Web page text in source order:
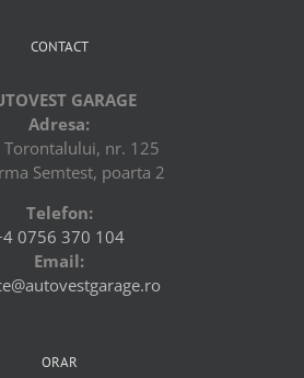
CONTACT
GARAGE
Adresa:
Torontalului, nr. 125
Semtest, poarta 2
Telefon:
0756 370 104
Email:
ORAR